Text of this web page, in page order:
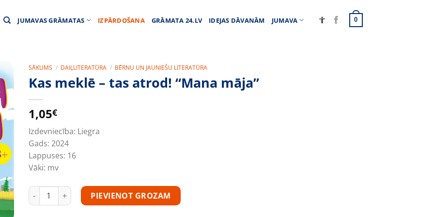
JUMAVAS GRĀMATAS IZPĀRDOŠANA GRĀMATA 24.LV IDEJAS DĀVANĀM JUMAVA 0
SĀKUMS / DAIĻLITERATŪRA / BĒRNU UN JAUNIEŠU LITERATŪRA
Kas meklē – tas atrod! “Mana māja”
1,05€
Izdevniecība: Liegra
Gads: 2024
Lappuses: 16
Vāki: mv
Kas meklē - tas atrod! "Mana māja" daudzums
PIEVIENOT GROZAM